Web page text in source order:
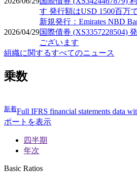
す 発行額はUSD 1500百万
2026/04/29
新規発行：Emirates NBD
国際債券 (XS3357228504)
ございます
組織に関するすべてのニュース
乗数
新着Full IFRS financial statements data
ポートを表示
四半期
年次
Basic Ratios